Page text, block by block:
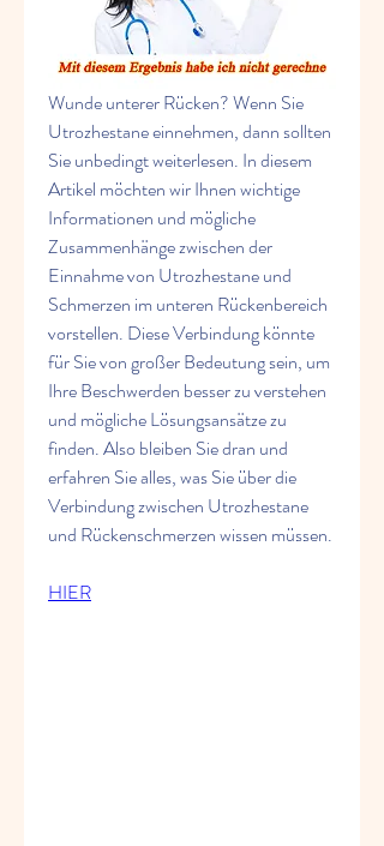
Wunde unterer Rücken? Wenn Sie
Utrozhestane einnehmen, dann sollten
Sie unbedingt weiterlesen. In diesem
Artikel möchten wir Ihnen wichtige
Informationen und mögliche
Zusammenhänge zwischen der
Einnahme von Utrozhestane und
Schmerzen im unteren Rückenbereich
vorstellen. Diese Verbindung könnte
für Sie von großer Bedeutung sein, um
Ihre Beschwerden besser zu verstehen
und mögliche Lösungsansätze zu
finden. Also bleiben Sie dran und
erfahren Sie alles, was Sie über die
Verbindung zwischen Utrozhestane
und Rückenschmerzen wissen müssen.
HIER